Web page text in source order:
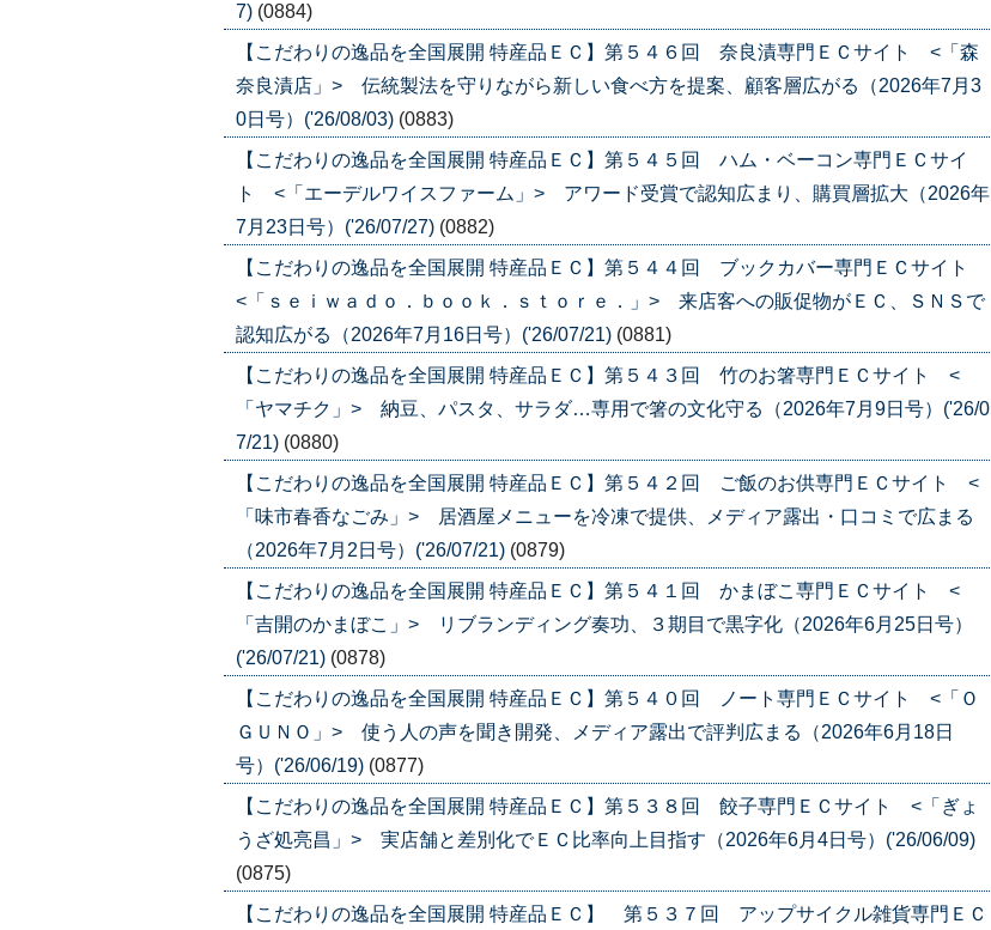
7) (0884)
【こだわりの逸品を全国展開 特産品ＥＣ】第５４６回 奈良漬専門ＥＣサイト <「森
奈良漬店」> 伝統製法を守りながら新しい食べ方を提案、顧客層広がる（2026年7月3
0日号）('26/08/03) (0883)
【こだわりの逸品を全国展開 特産品ＥＣ】第５４５回 ハム・ベーコン専門ＥＣサイ
ト <「エーデルワイスファーム」> アワード受賞で認知広まり、購買層拡大（2026年
7月23日号）('26/07/27) (0882)
【こだわりの逸品を全国展開 特産品ＥＣ】第５４４回 ブックカバー専門ＥＣサイト
<「ｓｅｉｗａｄｏ．ｂｏｏｋ．ｓｔｏｒｅ．」> 来店客への販促物がＥＣ、ＳＮＳで
認知広がる（2026年7月16日号）('26/07/21) (0881)
【こだわりの逸品を全国展開 特産品ＥＣ】第５４３回 竹のお箸専門ＥＣサイト <
「ヤマチク」> 納豆、パスタ、サラダ…専用で箸の文化守る（2026年7月9日号）('26/0
7/21) (0880)
【こだわりの逸品を全国展開 特産品ＥＣ】第５４２回 ご飯のお供専門ＥＣサイト <
「味市春香なごみ」> 居酒屋メニューを冷凍で提供、メディア露出・口コミで広まる
（2026年7月2日号）('26/07/21) (0879)
【こだわりの逸品を全国展開 特産品ＥＣ】第５４１回 かまぼこ専門ＥＣサイト <
「吉開のかまぼこ」> リブランディング奏功、３期目で黒字化（2026年6月25日号）
('26/07/21) (0878)
【こだわりの逸品を全国展開 特産品ＥＣ】第５４０回 ノート専門ＥＣサイト <「Ｏ
ＧＵＮＯ」> 使う人の声を聞き開発、メディア露出で評判広まる（2026年6月18日
号）('26/06/19) (0877)
【こだわりの逸品を全国展開 特産品ＥＣ】第５３８回 餃子専門ＥＣサイト <「ぎょ
うざ処亮昌」> 実店舗と差別化でＥＣ比率向上目指す（2026年6月4日号）('26/06/09)
(0875)
【こだわりの逸品を全国展開 特産品ＥＣ】 第５３７回 アップサイクル雑貨専門ＥＣ